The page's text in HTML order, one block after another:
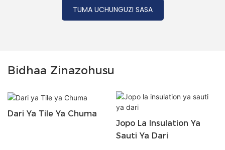
TUMA UCHUNGUZI SASA
Bidhaa Zinazohusu
Dari Ya Tile Ya Chuma
Jopo La Insulation Ya
Sauti Ya Dari